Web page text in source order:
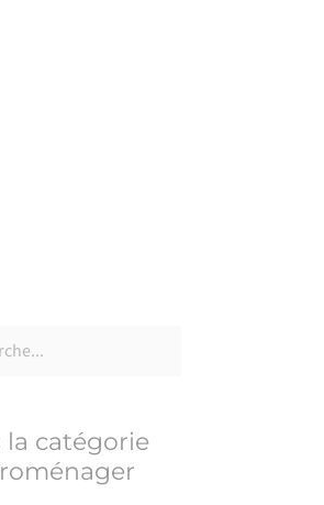
la catégorie